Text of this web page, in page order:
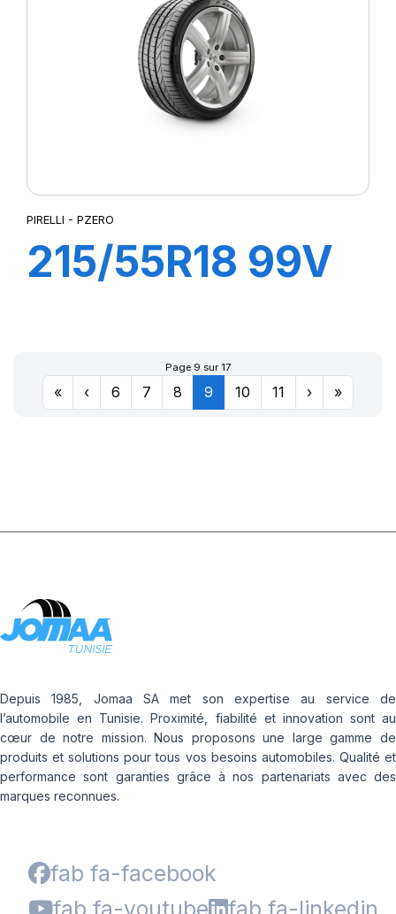
PIRELLI - PZERO
215/55R18 99V
(VOL)
Page 9 sur 17
« ‹ 6 7 8 9 10 11 › »
Depuis 1985, Jomaa SA met son expertise au service de
l’automobile en Tunisie. Proximité, fiabilité et innovation sont au
cœur de notre mission. Nous proposons une large gamme de
produits et solutions pour tous vos besoins automobiles. Qualité et
performance sont garanties grâce à nos partenariats avec des
marques reconnues.
fab fa-facebook
fab fa-youtube
fab fa-linkedin